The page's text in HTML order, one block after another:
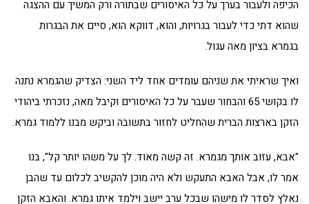
הכיפה ולעבור בערך על כל האיסורים שבתורה ורק המשיך עם ההצגה
שהוא דתי כדי לעבור בגרויות, והוא, דווקא הוא, סיים את הבגרות
בגמרא בציון מאה עגול.
ואיך שראיתי את שניהם עומדים אחד ליד השני: הצדיק שהגמרא נתנה
לו בקושי 65 והבחור שעבר על כל האיסורים וקיבל מאה, נזכרתי ביהודי
הזקן בארצות הברית שהחליט לחזור בתשובה וביקש מבנו ללמוד גמרא.
"אבא, עזוב אותך מגמרא. זה קשה מאוד. לך על משהו יותר קל", בנו
אמר לו, אבל האבא התעקש ולא היה מוכן להקשיב לכלום עד שהבן
נאלץ לסדר לו מישהו שבכל ערב יישב וילמד איתו גמרא. והאבא הזקן